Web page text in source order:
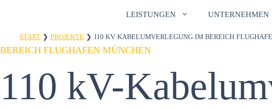
springen
LEISTUNGEN UNTERNEHMEN
START ❯ PROJEKTE ❯ 110 KV KABELUMVERLEGUNG IM BEREICH
BEREICH FLUGHAFEN MÜNCHEN
110 kV-